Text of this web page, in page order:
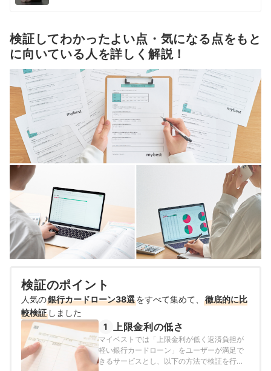
検証してわかったよい点・気になる点をもと
に向いている人を詳しく解説！
検証のポイント
人気の銀行カードローン38選をすべて集めて、
徹底的に比
較検証 しました
1
上限金利の低さ
マイベストでは「上限金利が低く返済負担が
軽い銀行カードローン」をユーザーが満足で
きるサービスとし、以下の方法で検証を行い